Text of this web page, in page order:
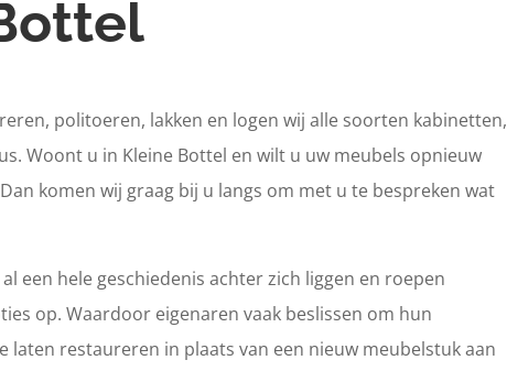
politoeren, lakken en logen wij alle soorten kabinetten,
Woont u in Kleine Bottel en wilt u uw meubels opnieuw
komen wij graag bij u langs om met u te bespreken wat
een hele geschiedenis achter zich liggen en roepen
op. Waardoor eigenaren vaak beslissen om hun
laten restaureren in plaats van een nieuw meubelstuk aan